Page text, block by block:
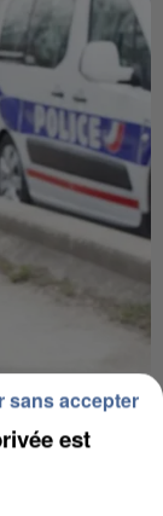
DE LA DZ
est
sans accepter